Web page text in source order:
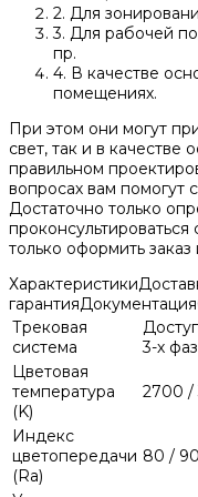
2. Для
3. Для рабочей
пр.
4. В качестве
помещениях.
При этом они могут
свет, так и в качестве
правильном
вопросах вам помогут
Достаточно только
только оформить
Характеристики
гарантияДокументация
Трековая
система
3-х
Цветовая
температура
(K)
2700 /
Индекс
цветопередачи
(Ra)
80 /